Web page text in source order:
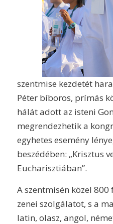
szentmise kezdetét
Péter bíboros, prímás
hálát adott az isteni
megrendezhetik a
egyhetes esemény
beszédében: „Krisztus
Eucharisztiában”.
A szentmisén közel
zenei szolgálatot, s a
latin, olasz, angol,